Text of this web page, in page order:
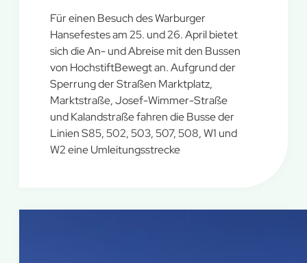
Für einen Besuch des Warburger
Hansefestes am 25. und 26. April bietet
sich die An- und Abreise mit den Bussen
von HochstiftBewegt an. Aufgrund der
Sperrung der Straßen Marktplatz,
Marktstraße, Josef-Wimmer-Straße
und Kalandstraße fahren die Busse der
Linien S85, 502, 503, 507, 508, W1 und
W2 eine Umleitungsstrecke